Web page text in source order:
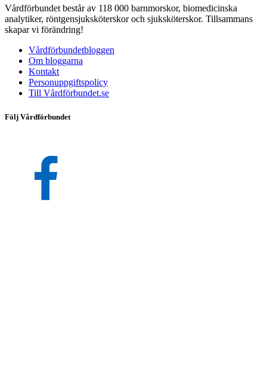
Vårdförbundet består av 118 000 barnmorskor, biomedicinska
analytiker, röntgensjuksköterskor och sjuksköterskor. Tillsammans
skapar vi förändring!
Vårdförbundetbloggen
Om bloggarna
Kontakt
Personuppgiftspolicy
Till Vårdförbundet.se
Följ Vårdförbundet